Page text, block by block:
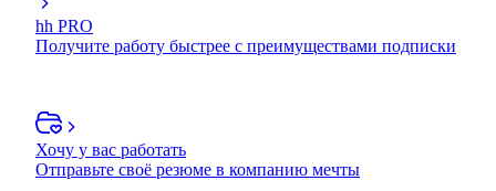
hh PRO
Получите работу быстрее с преимуществами подписки
Хочу у вас работать
Отправьте своё резюме в компанию мечты